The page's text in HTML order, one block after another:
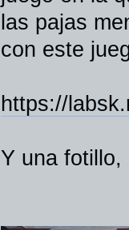
las pajas
con este
https://
Y una fotillo,